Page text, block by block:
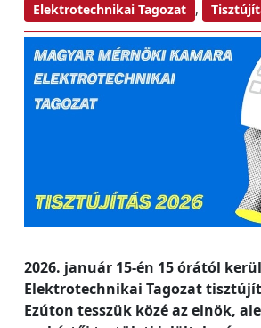
Elektrotechnikai Tagozat ,
2026. január 15-én 15 órától
Elektrotechnikai Tagozat
Ezúton tesszük közé az elnök,